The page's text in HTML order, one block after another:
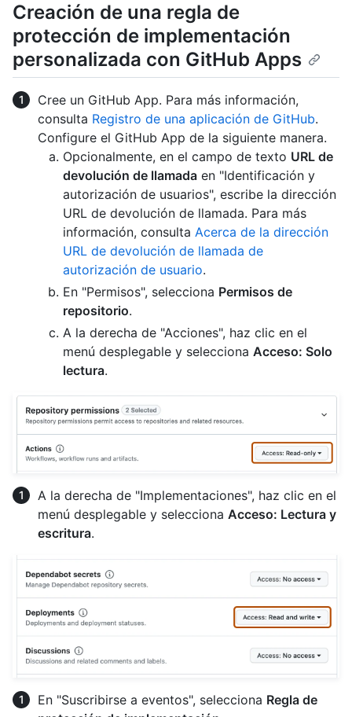
Creación de una regla de
protección de implementación
personalizada con GitHub Apps
Cree un GitHub App. Para más información,
consulta Registro de una aplicación de GitHub.
Configure el GitHub App de la siguiente manera.
Opcionalmente, en el campo de texto URL de
devolución de llamada en "Identificación y
autorización de usuarios", escribe la dirección
URL de devolución de llamada. Para más
información, consulta Acerca de la dirección
URL de devolución de llamada de
autorización de usuario.
En "Permisos", selecciona Permisos de
repositorio.
A la derecha de "Acciones", haz clic en el
menú desplegable y selecciona Acceso: Solo
lectura.
A la derecha de "Implementaciones", haz clic en el
menú desplegable y selecciona Acceso: Lectura y
escritura.
En "Suscribirse a eventos", selecciona Regla de